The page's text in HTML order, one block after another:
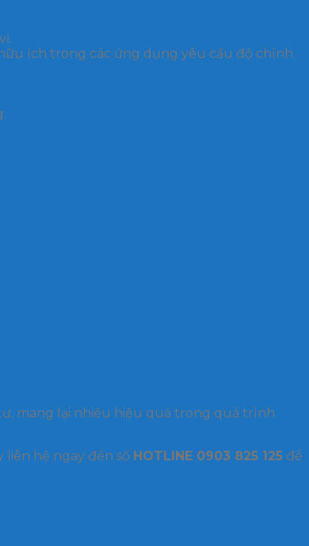
ích trong các ứng dụng yêu cầu độ chính
mang lại nhiều hiệu quả trong quá trình
hệ ngay đến số HOTLINE 0903 825 125 để